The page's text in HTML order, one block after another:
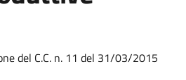
del C.C. n. 11 del 31/03/2015